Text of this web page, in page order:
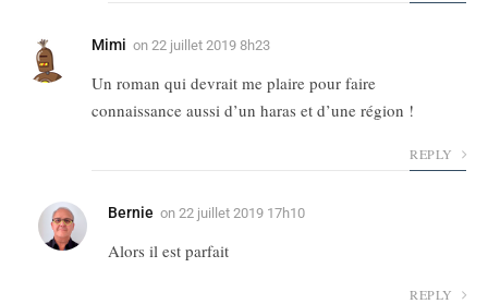
Mimi on 22 juillet 2019 8h23
Un roman qui devrait me plaire pour faire
connaissance aussi d’un haras et d’une région !
REPLY
Bernie on 22 juillet 2019 17h10
Alors il est parfait
REPLY